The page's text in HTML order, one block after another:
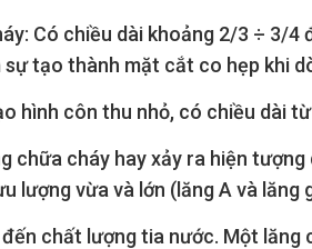
Có chiều dài khoảng 2/3 ÷ 3/
tạo thành mặt cắt co hẹp khi
hình côn thu nhỏ, có chiều dài
chữa cháy hay xảy ra hiện
lượng vừa và lớn (lăng A và
chất lượng tia nước. Một